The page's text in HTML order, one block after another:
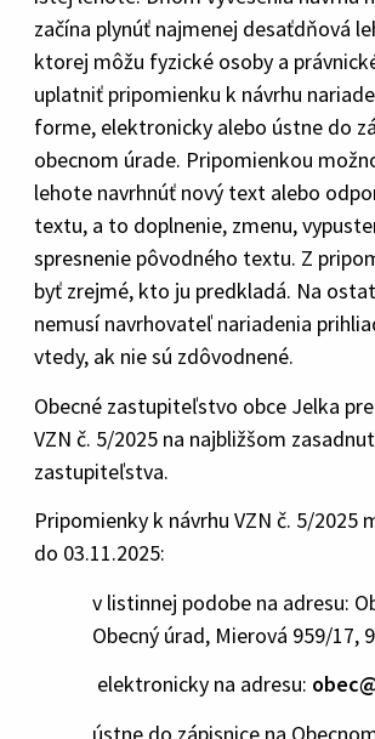
začína plynúť najmenej desaťdňová
ktorej môžu fyzické osoby a
uplatniť pripomienku k návrhu
forme, elektronicky alebo ústne do
obecnom úrade. Pripomienkou
lehote navrhnúť nový text alebo
textu, a to doplnenie, zmenu,
spresnenie pôvodného textu. Z
byť zrejmé, kto ju predkladá. Na
nemusí navrhovateľ nariadenia
vtedy, ak nie sú zdôvodnené.
Obecné zastupiteľstvo obce Jelka
VZN č. 5/2025 na najbližšom
zastupiteľstva.
Pripomienky k návrhu VZN č. 5/
do 03.11.2025:
v listinnej podobe na adresu:
Obecný úrad, Mierová 959/17,
elektronicky na adresu:
ústne do zápisnice na